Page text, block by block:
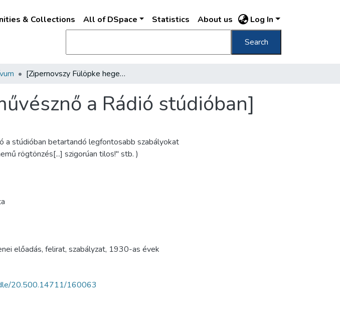
& Collections All of DSpace Statistics About us Log In
Search
[Zipernovszy Fülöpke hegedűművésznő a Rádió stúdióban]
a Rádió stúdióban]
a stúdióban betartandó legfontosabb szabályokat
rögtönzés[...] szigorúan tilos!" stb. )
előadás, felirat, szabályzat, 1930-as évek
20.500.14711/160063